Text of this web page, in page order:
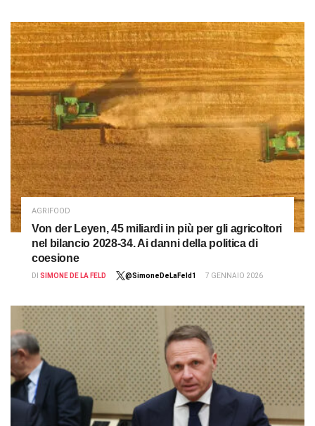
AGRIFOOD
Von der Leyen, 45 miliardi in più per gli agricoltori
nel bilancio 2028-34. Ai danni della politica di
coesione
DI SIMONE DE LA FELD @SimoneDeLaFeld1 7 GENNAIO 2026